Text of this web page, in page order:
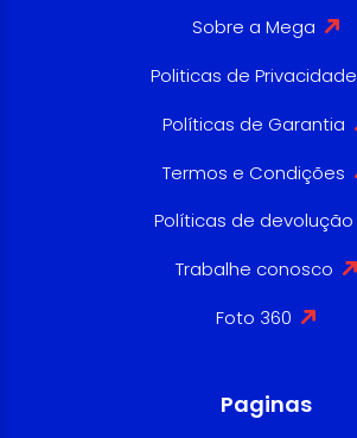
Sobre a Mega
Politicas de Privacidade
Políticas de Garantia
Termos e Condições
Políticas de devolução
Trabalhe conosco
Foto 360
Paginas